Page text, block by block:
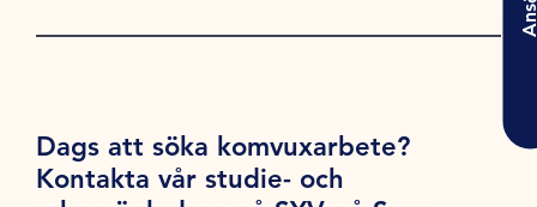
Dags att söka komvuxarbete?
Kontakta vår studie- och